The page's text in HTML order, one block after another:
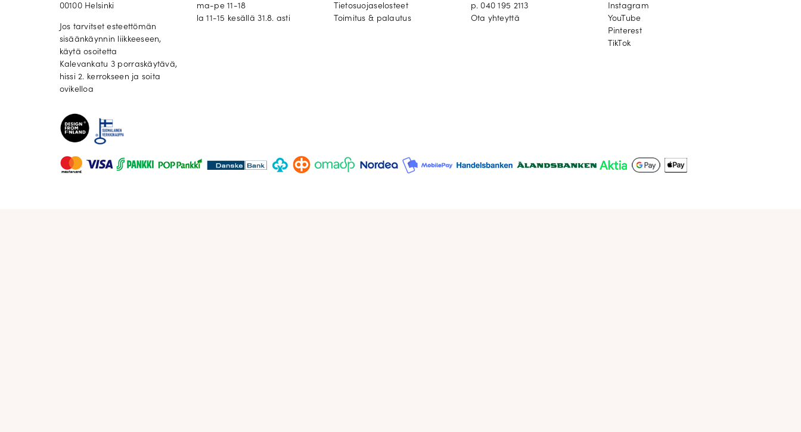
00100 Helsinki
Jos tarvitset esteettömän
sisäänkäynnin liikkeeseen,
käytä osoitetta
Kalevankatu 3 porraskäytävä,
hissi 2. kerrokseen ja soita
ovikelloa
ma-pe 11-18
la 11-15 kesällä 31.8. asti
Tietosuojaselosteet
Toimitus & palautus
p.040 195 2113
Ota yhteyttä
Instagram
Instagram
YouTube
YouTube
Pinterest
Pinterest
TikTok
TikTok